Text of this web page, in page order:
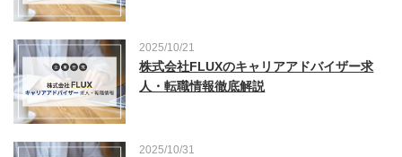
2025/10/21
株式会社FLUXのキャリアアドバイザー求
人・転職情報徹底解説
2025/10/31